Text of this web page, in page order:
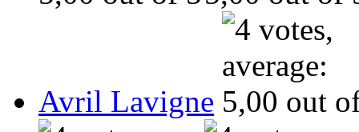
Avril Lavigne